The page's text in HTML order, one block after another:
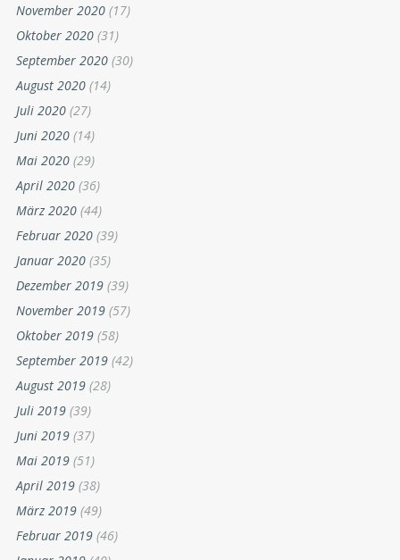
November 2020 (17)
Oktober 2020 (31)
September 2020 (30)
August 2020 (14)
Juli 2020 (27)
Juni 2020 (14)
Mai 2020 (29)
April 2020 (36)
März 2020 (44)
Februar 2020 (39)
Januar 2020 (35)
Dezember 2019 (39)
November 2019 (57)
Oktober 2019 (58)
September 2019 (42)
August 2019 (28)
Juli 2019 (39)
Juni 2019 (37)
Mai 2019 (51)
April 2019 (38)
März 2019 (49)
Februar 2019 (46)